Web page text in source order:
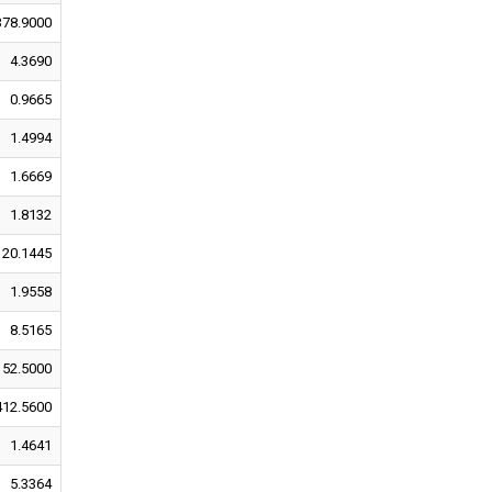
4.3690
0.9665
1.4994
1.6669
1.8132
20.1445
1.9558
8.5165
1.4641
5.3364